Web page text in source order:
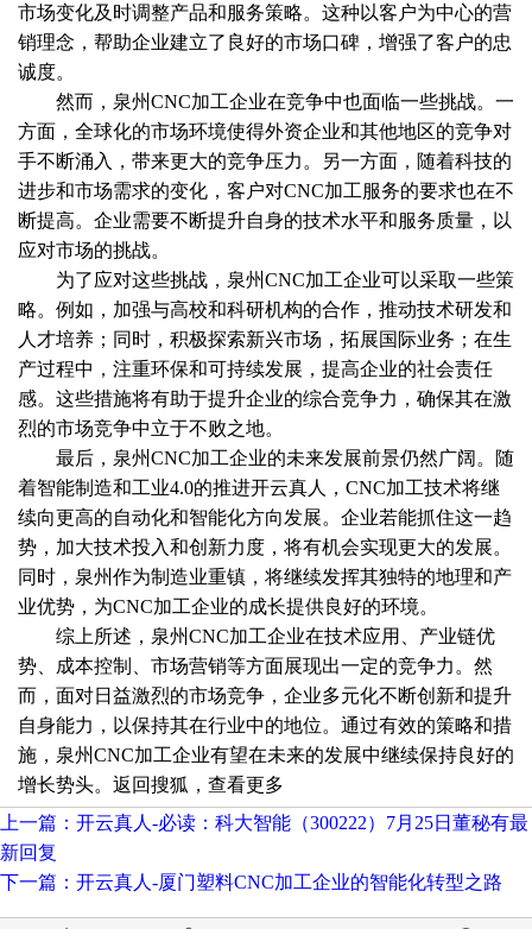
市场变化及时调整产品和服务策略。这种以客户为中心的营
销理念，帮助企业建立了良好的市场口碑，增强了客户的忠
诚度。
然而，泉州CNC加工企业在竞争中也面临一些挑战。一
方面，全球化的市场环境使得外资企业和其他地区的竞争对
手不断涌入，带来更大的竞争压力。另一方面，随着科技的
进步和市场需求的变化，客户对CNC加工服务的要求也在不
断提高。企业需要不断提升自身的技术水平和服务质量，以
应对市场的挑战。
为了应对这些挑战，泉州CNC加工企业可以采取一些策
略。例如，加强与高校和科研机构的合作，推动技术研发和
人才培养；同时，积极探索新兴市场，拓展国际业务；在生
产过程中，注重环保和可持续发展，提高企业的社会责任
感。这些措施将有助于提升企业的综合竞争力，确保其在激
烈的市场竞争中立于不败之地。
最后，泉州CNC加工企业的未来发展前景仍然广阔。随
着智能制造和工业4.0的推进开云真人，CNC加工技术将继
续向更高的自动化和智能化方向发展。企业若能抓住这一趋
势，加大技术投入和创新力度，将有机会实现更大的发展。
同时，泉州作为制造业重镇，将继续发挥其独特的地理和产
业优势，为CNC加工企业的成长提供良好的环境。
综上所述，泉州CNC加工企业在技术应用、产业链优
势、成本控制、市场营销等方面展现出一定的竞争力。然
而，面对日益激烈的市场竞争，企业多元化不断创新和提升
自身能力，以保持其在行业中的地位。通过有效的策略和措
施，泉州CNC加工企业有望在未来的发展中继续保持良好的
增长势头。返回搜狐，查看更多
上一篇：开云真人-必读：科大智能（300222）7月25日董秘有最
新回复
下一篇：开云真人-厦门塑料CNC加工企业的智能化转型之路